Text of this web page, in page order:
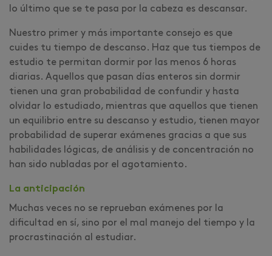
lo último que se te pasa por la cabeza es descansar.
Nuestro primer y más importante consejo es que
cuides tu tiempo de descanso. Haz que tus tiempos de
estudio te permitan dormir por las menos 6 horas
diarias. Aquellos que pasan días enteros sin dormir
tienen una gran probabilidad de confundir y hasta
olvidar lo estudiado, mientras que aquellos que tienen
un equilibrio entre su descanso y estudio, tienen mayor
probabilidad de superar exámenes gracias a que sus
habilidades lógicas, de análisis y de concentración no
han sido nubladas por el agotamiento.
La anticipación
Muchas veces no se reprueban exámenes por la
dificultad en sí, sino por el mal manejo del tiempo y la
procrastinación al estudiar.